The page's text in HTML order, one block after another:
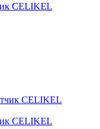
CELIKEL
CELIKEL